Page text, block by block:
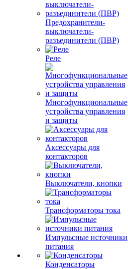
Предохранители-
выключатели-
разъединители (ПВР)
Реле
Многофункциональные
устройства управления
и защиты
Аксессуары для
контакторов
Выключатели, кнопки
Трансформаторы тока
Импульсные источники
питания
Конденсаторы